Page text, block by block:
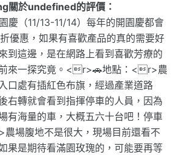
關於undefined的評價：
慶（11/13-11/14）每年的開園慶都會
優惠，如果有喜歡產品的真的需要好
到這邊，是在網路上看到喜歡芳療的
來一探究竟。<r>🚗地點：<r>農
口處有插紅色布旗，經過產業道路
右轉就會看到指揮停車的人員，因為
有海量的車，大概五六十台吧！停車
場腹地不是很大，現場目前還看不
果是期待看滿園玫瑰的，可能要再等